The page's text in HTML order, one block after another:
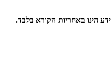
הינו באחריות הקורא בלבד.